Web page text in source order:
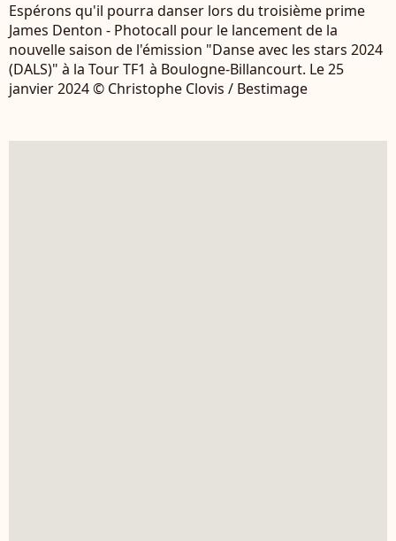
Espérons qu'il pourra danser lors du troisième prime
James Denton - Photocall pour le lancement de la
nouvelle saison de l'émission "Danse avec les stars 2024
(DALS)" à la Tour TF1 à Boulogne-Billancourt. Le 25
janvier 2024 © Christophe Clovis / Bestimage